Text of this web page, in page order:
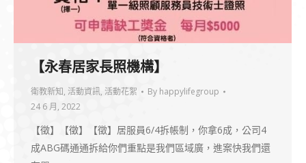
【永春居家長照機構】
衛教新知, 活動資訊, 活動花絮 By happylifegroup
24 6 月, 2022
【徵】【徵】【徵】居服員6/4拆帳制，你拿6成，公司4
成ABG碼通通拆給你們重點是我們區域廣，進案快我們還